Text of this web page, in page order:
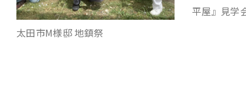
太田市M様邸 地鎮祭
平屋』見学